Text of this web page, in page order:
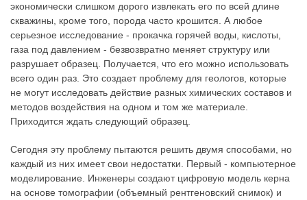
экономически слишком дорого извлекать его по всей длине
скважины, кроме того, порода часто крошится. А любое
серьезное исследование - прокачка горячей воды, кислоты,
газа под давлением - безвозвратно меняет структуру или
разрушает образец. Получается, что его можно использовать
всего один раз. Это создает проблему для геологов, которые
не могут исследовать действие разных химических составов и
методов воздействия на одном и том же материале.
Приходится ждать следующий образец.
Сегодня эту проблему пытаются решить двумя способами, но
каждый из них имеет свои недостатки. Первый - компьютерное
моделирование. Инженеры создают цифровую модель керна
на основе томографии (объемный рентгеновский снимок) и